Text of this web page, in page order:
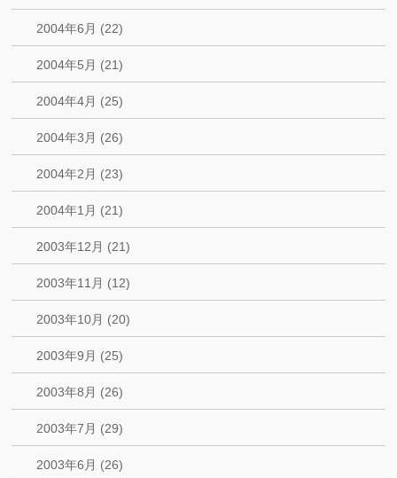
2004年6月 (22)
2004年5月 (21)
2004年4月 (25)
2004年3月 (26)
2004年2月 (23)
2004年1月 (21)
2003年12月 (21)
2003年11月 (12)
2003年10月 (20)
2003年9月 (25)
2003年8月 (26)
2003年7月 (29)
2003年6月 (26)